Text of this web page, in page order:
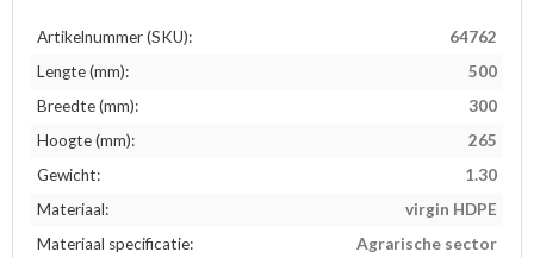
Artikelnummer (SKU):
64762
Lengte (mm):
500
Breedte (mm):
300
Hoogte (mm):
265
Gewicht:
1.30
Materiaal:
virgin HDPE
Materiaal specificatie:
Agrarische sector